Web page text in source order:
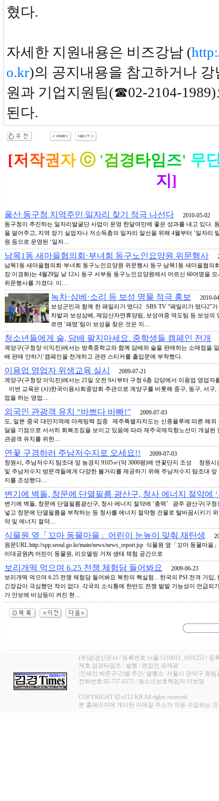
혔다.
자세한 지원내용은 비즈강남 (
o.kr)의 공지내용을 참고하거나
원과 기업지원팀(☎02-2104-
된다.
[저 작권자 ⓒ '검경타임즈' 무
지 ]
울산 동구청 지역주민 일자리 찾기 적극 나선다 2010-05-02
동구청이 추진하는 일자리발굴단 사업이 운영 한달여만에 좋은 성과를 내고 있다.
을 덜어주고, 지역 장기 실업자나 저소득층의 일자리 알선을 위해 4월부터 ‘일자리
원 등으로 운영된 ‘일자....
남목1동 새마을협의회·부녀회 동구노인요양원 위문행사
남목1동 새마을협의회·부녀회 동구노인요양원 위문행사 동구 남목1동 새마을협의
장 이경화)는 4월29일 낮 12시 동구 서부동 동구노인요양원에서 어르신 60여명을
위문행사를 가졌다. 이....
녹차·삼베·소리 등 보성 명물 적극 홍보 2010-
보성군민과 함께 한 패밀리가 떴다2 SBS TV “패밀리가 떴다2”
차밭과 보성삼베, 제암산자연휴양림, 보성여중 역도팀 등 보성
르면 ‘패떴’팀이 보성을 찾은 것은 지....
청소년들에게 술, 담배 팔지마세요. 중학생들 캠페인 전개
계양구(구청장 이익진)에서는 방축중학교와 함께 담배와 술을 판매하는 소매점을
배 판매 안하기’캠페인을 전개하고 관련 스티커를 출입문에 부착했다.
이용업 영업자 위생교육 실시
2009-07-21
계양구(구청장 이익진)에서는 21일 오전 9시부터 구청 6층 강당에서 이용업 영업자
이번 교육은 (사)한국이용사회중앙회 주관으로 계양구를 비롯해 중구, 동구, 서구
업을 하는 영업....
외국인 관광객 유치 “바쁘다 바빠!” 2009-07-03
도, 일본·중국·대만지역에 마케팅력 집중 제주특별자치도는 신종플루에 따른 해
달을 기점으로 서서히 회복조짐을 보이고 있음에 따라 제주국제직항노선이 개설된
관광객 유치를 위한....
연꽃 구경하러 주남저수지로 오세요!!
2009-07-03
창원시, 주남저수지 탐조대 앞 농경지 9105㎡(약 3000평)에 연꽃단지 조성 창원시
및 주남저수지 방문객들에게 다양한 볼거리를 제공하기 위해 주남저수지 탐조대 앞
지를 조성했다....
변기에 벽돌, 창문에 단열필름 광산구, 청사 에너지 절약에 ‘
변기에 벽돌, 창문에 단열필름광산구, 청사 에너지 절약에 ‘총력’ 광주 광산구(구
넣고 창문에 단열필름을 부착하는 등 청사를 에너지 절약형 건물로 탈바꿈시키기
약 및 에너지 절약....
식물원 옆「꼬마 동물마을」어린이 눈높이 맞춰 재탄생
원문URL:http://spp.seoul.go.kr/main/news/news_report.jsp 식물원 옆「꼬마 동물마
이대공원內 어린이 동물원, 리모델링 거쳐 생태 체험 공간으로
보리개떡 먹으며 6.25 전쟁 체험담 들어봐요 2009-06-23
보리개떡 먹으며 6.25 전쟁 체험담 들어봐요 북한의 핵실험…한국의 PSI 전격 가입,
긴장감이 극심했던 적이 없다. 각국의 소식통에 한반도 전쟁 발발 가능성이 언급되
가 안보에 비상등이 켜진 현....
(주)검경신문사 / 등록번호:서울 다10011. 아01253 / 등
제호:검경타임즈 / 발행 / 편집인:유재광
/인쇄인:박준규/간별:주간/ 발행소: 서울시 관악구 청림
전화번호:02-737-8272 / 청소년보호책임자:이보영
COPYRIGHT ⓒ e112.KR All rights reserved.
본 홈페이지에 게시된 이메일 주소가 자동 수집되는